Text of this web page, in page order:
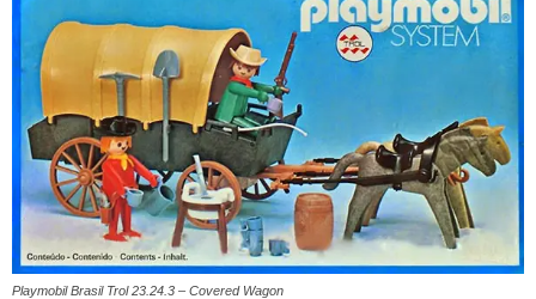
Playmobil Brasil Trol 23.24.3 – Covered Wagon